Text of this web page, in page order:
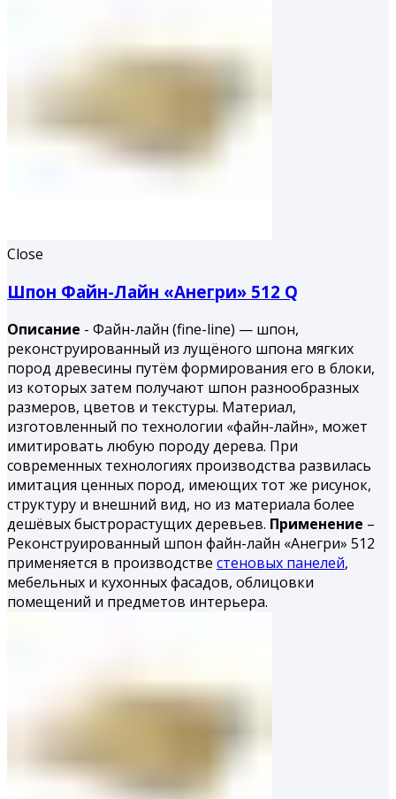
Close
Шпон Файн-Лайн «Анегри» 512 Q
Описание - Файн-лайн (fine-line) — шпон,
реконструированный из лущёного шпона мягких
пород древесины путём формирования его в блоки,
из которых затем получают шпон разнообразных
размеров, цветов и текстуры. Материал,
изготовленный по технологии «файн-лайн», может
имитировать любую породу дерева. При
современных технологиях производства развилась
имитация ценных пород, имеющих тот же рисунок,
структуру и внешний вид, но из материала более
дешёвых быстрорастущих деревьев. Применение –
Реконструированный шпон файн-лайн «Анегри» 512
применяется в производстве стеновых панелей,
мебельных и кухонных фасадов, облицовки
помещений и предметов интерьера.